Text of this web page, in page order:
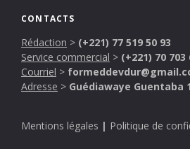
CONTACTS
Rédaction > (+221) 77 519 50 93
Service commercial > (+221) 70 703
Courriel >
Adresse > Guédiawaye Guentaba
Mentions légales | Politique de